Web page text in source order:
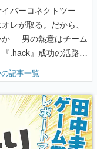
イバーコネクトツー
レが取る。だから、
──男の熱意はチーム
.hack』成功の活路を
った【若ゲのいた
の記事一覧